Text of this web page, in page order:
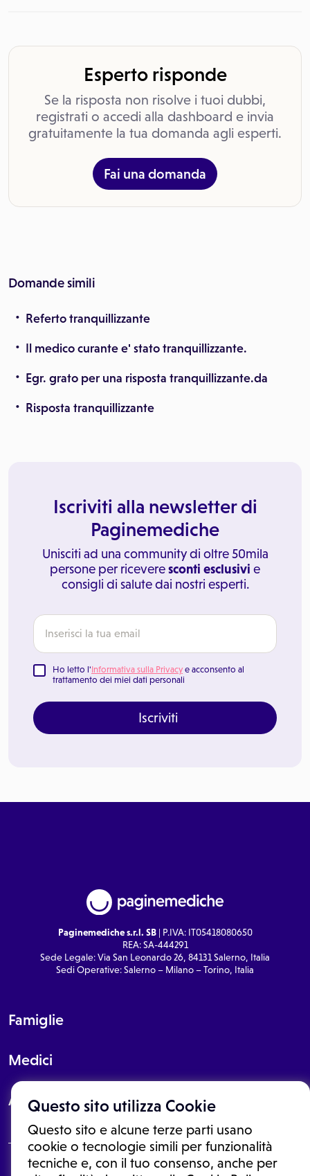
Questo sito utilizza Cookie
Questo sito e alcune terze parti usano
cookie o tecnologie simili per funzionalità
tecniche e, con il tuo consenso, anche per
Esperto risponde
Se la risposta non risolve i tuoi dubbi,
registrati o accedi alla dashboard e invia
gratuitamente la tua domanda agli esperti.
Fai una domanda
Domande simili
Referto tranquillizzante
Il medico curante e' stato tranquillizzante.
Egr. grato per una risposta tranquillizzante.da
Risposta tranquillizzante
Iscriviti alla newsletter di
Paginemediche
Unisciti ad una community di oltre 50mila
persone per riceveresconti esclusivi e
consigli di salute dai nostri esperti.
Ho letto l'Informativa sulla Privacy e acconsento al
trattamento dei miei dati personali
Iscriviti
Paginemediche s.r.l. SB| P.IVA: IT05418080650
REA: SA-444291
Sede Legale: Via San Leonardo 26, 84131 Salerno, Italia
Sedi Operative: Salerno – Milano – Torino, Italia
Famiglie
Medici
About
Le informazioni proposte in questo sito non sono un consulto medico.